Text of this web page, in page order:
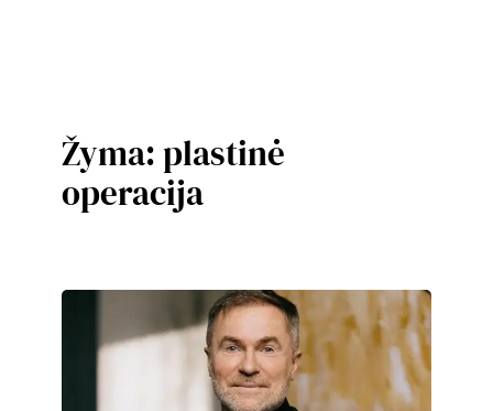
Žyma:plastinė
operacija